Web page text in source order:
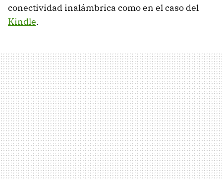
conectividad inalámbrica como en el caso del
Kindle.